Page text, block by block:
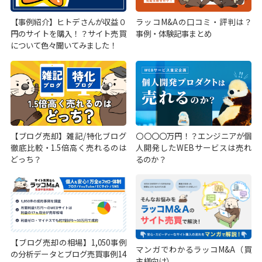
【事例紹介】ヒトデさんが収益０
円のサイトを購入！？サイト売買
について色々聞いてみました！
ラッコM&Aの口コミ・評判は？
事例・体験記事まとめ
【ブログ売却】雑記/特化ブログ
徹底比較・1.5倍高く売れるのは
どっち？
〇〇〇〇万円！？エンジニアが個
人開発したWEBサービスは売れ
るのか？
【ブログ売却の相場】1,050事例
の分析データとブログ売買事例14
マンガでわかるラッコM&A（買